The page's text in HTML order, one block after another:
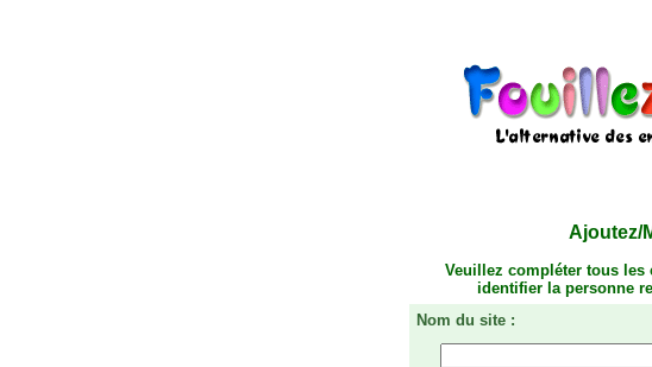
Ajoutez/
Veuillez compléter tous les
identifier la personne
Nom du site :